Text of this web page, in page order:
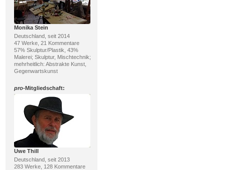
Monika Stein
Deutschland, seit 2014
47 Werke, 21 Kommentare
57% Skulptur/Plastik, 43%
Malerei; Skulptur, Mischtechnik;
mehrheitlich: Abstrakte Kunst,
Gegenwartskunst
pro-Mitgliedschaft:
Uwe Thill
Deutschland, seit 2013
283 Werke, 128 Kommentare